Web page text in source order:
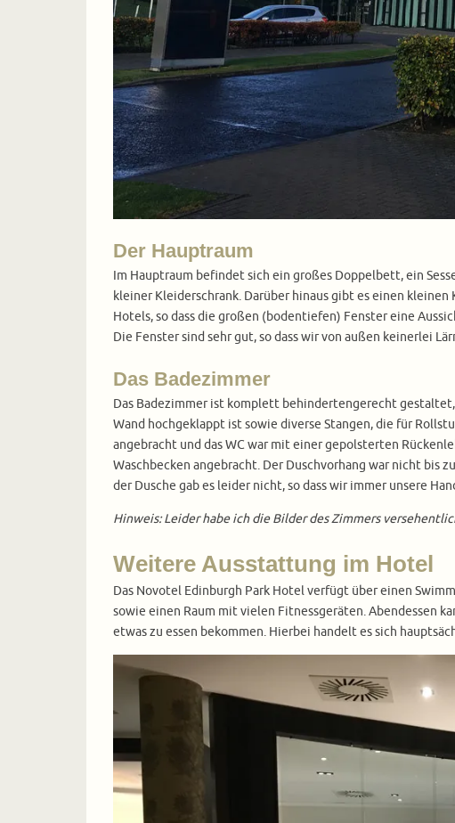
Der Hauptraum
Im Hauptraum befindet sich ein großes Doppelbett, ein
kleiner Kleiderschrank. Darüber hinaus gibt es einen
Hotels, so dass die großen (bodentiefen) Fenster eine
Die Fenster sind sehr gut, so dass wir von außen keinerlei
Das Badezimmer
Das Badezimmer ist komplett behindertengerecht
Wand hochgeklappt ist sowie diverse Stangen, die für
angebracht und das WC war mit einer gepolsterten
Waschbecken angebracht. Der Duschvorhang war nicht bis
der Dusche gab es leider nicht, so dass wir immer unsere
Hinweis: Leider habe ich die Bilder des Zimmers
Weitere Ausstattung im Hotel
Das Novotel Edinburgh Park Hotel verfügt über einen
sowie einen Raum mit vielen Fitnessgeräten. Abendessen
etwas zu essen bekommen. Hierbei handelt es sich